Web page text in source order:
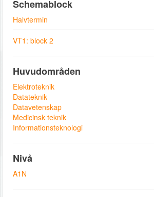
Schemablock
Halvtermin
VT1: block 2
Huvudområden
Elektroteknik
Datateknik
Datavetenskap
Medicinsk teknik
Informationsteknologi
Nivå
A1N